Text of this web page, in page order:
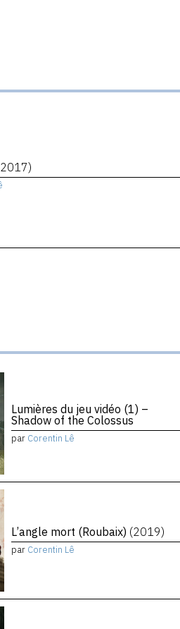
Lumières du jeu vidéo (1) –
Shadow of the Colossus
par Corentin Lê
L’angle mort (Roubaix) (2019)
par Corentin Lê